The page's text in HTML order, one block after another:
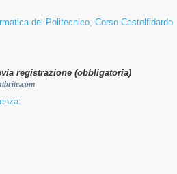
del Politecnico, Corso Castelfidardo
registrazione (obbligatoria)